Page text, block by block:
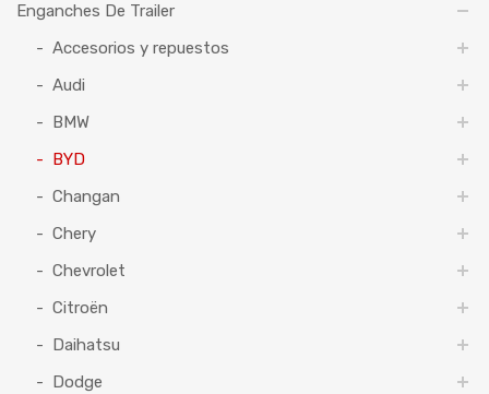
Enganches De Trailer
Accesorios y repuestos
Audi
BMW
BYD
Changan
Chery
Chevrolet
Citroën
Daihatsu
Dodge